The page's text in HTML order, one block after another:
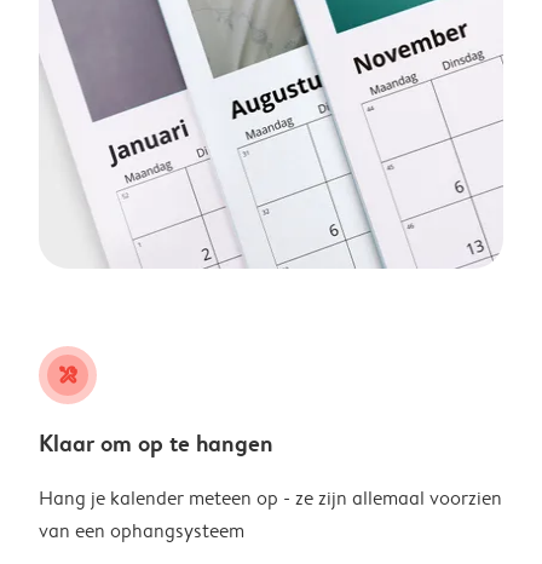
tools
Klaar om op te hangen
Hang je kalender meteen op - ze zijn allemaal voorzien
van een ophangsysteem